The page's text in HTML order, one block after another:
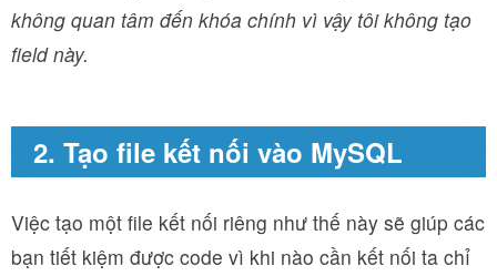
không quan tâm đến khóa chính vì vậy tôi không tạo
field này.
2. Tạo file kết nối vào MySQL
Việc tạo một file kết nối riêng như thế này sẽ giúp các
bạn tiết kiệm được code vì khi nào cần kết nối ta chỉ